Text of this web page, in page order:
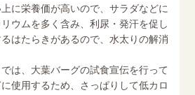
に栄養価が高いので、サラダなどに
ウムを多く含み、利尿・発汗を促し
はたらきがあるので、水太りの解消
は、大葉バーグの試食宣伝を行って
使用するため、さっぱりして低カロ